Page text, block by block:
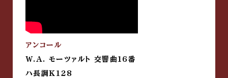
アンコール
W.A. モーツァルト 交響曲16番
ハ長調K128